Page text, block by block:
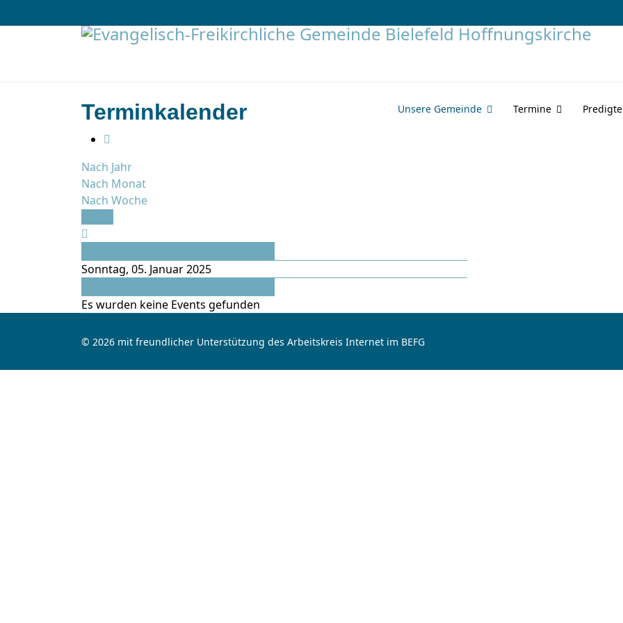
Unsere Gemeinde Termine
Terminkalender
Nach Jahr
Nach Monat
Nach Woche
Sonntag, 05. Januar 2025
Es wurden keine Events gefunden
© 2026 mit freundlicher Unterstützung des Arbeitskreis Internet im BEFG